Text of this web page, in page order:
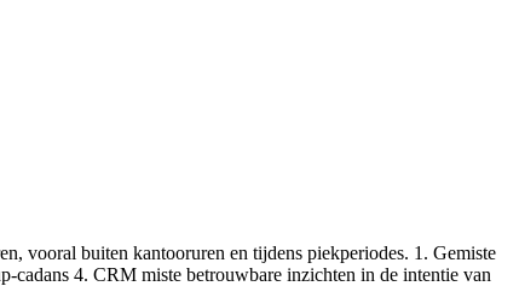
vooral buiten kantooruren en tijdens piekperiodes. 1. Gemiste
4. CRM miste betrouwbare inzichten in de intentie van